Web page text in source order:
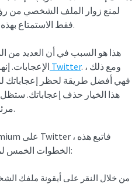
لمنع زوار الملف الشخصي من
لمشتركي Twitter Blue فقط الاستمتاع بهذه الميزة.
هذا هو السبب في أن العديد من
الإعجابات. إعدادات Twitter. ومع ذلك ،
فهي أفضل طريقة لحظر إعجاباتك
هذا الخيار حذف إعجاباتك.
مرئية ، على صفحة ملفك الشخصي.
الخطوات الخمس لمنع الأشخاص من رؤية إعجاباتك: